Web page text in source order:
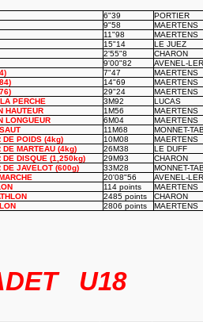
6"39
PORTIER
9"58
MAERTENS
11"98
MAERTENS
15"14
LE JUEZ
2'55"8
CHARON
9'00"82
AVENEL-
7"47
MAERTENS
14"69
MAERTENS
29"24
MAERTENS
PERCHE
3M92
LUCAS
HAUTEUR
1M56
MAERTENS
LONGUEUR
6M04
MAERTENS
11M68
MONNET-
DE POIDS (4kg)
10M08
MAERTENS
DE MARTEAU (4kg)
26M38
LE DUFF
DE DISQUE (1,250kg)
29M93
CHARON
DE JAVELOT (600g)
33M28
MONNET-
20'08"56
AVENEL-
114 points
MAERTENS
2485 points
CHARON
2806 points MAERTENS
U18